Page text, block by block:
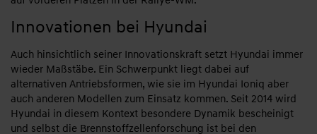
Innovationen bei Hyundai
Auch hinsichtlich seiner Innovationskraft setzt Hyundai immer
wieder Maßstäbe. Ein Schwerpunkt liegt dabei auf
alternativen Antriebsformen, wie sie im Hyundai Ioniq aber
auch anderen Modellen zum Einsatz kommen. Seit 2014 wird
Hyundai in diesem Kontext besondere Dynamik bescheinigt
und selbst die Brennstoffzellenforschung ist bei den